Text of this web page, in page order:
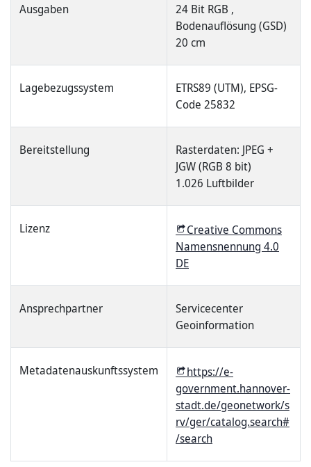
Ausgaben
24 Bit RGB ,
Bodenauflösung (GSD)
20 cm
Lagebezugssystem
ETRS89 (UTM), EPSG-
Code 25832
Bereitstellung
Rasterdaten: JPEG +
JGW (RGB 8 bit)
1.026 Luftbilder
Lizenz
Creative Commons
Namensnennung 4.0
DE
Ansprechpartner
Servicecenter
Geoinformation
Metadatenauskunftssystem
https://e-
government.hannover-
stadt.de/geonetwork/s
rv/ger/catalog.search#
/search